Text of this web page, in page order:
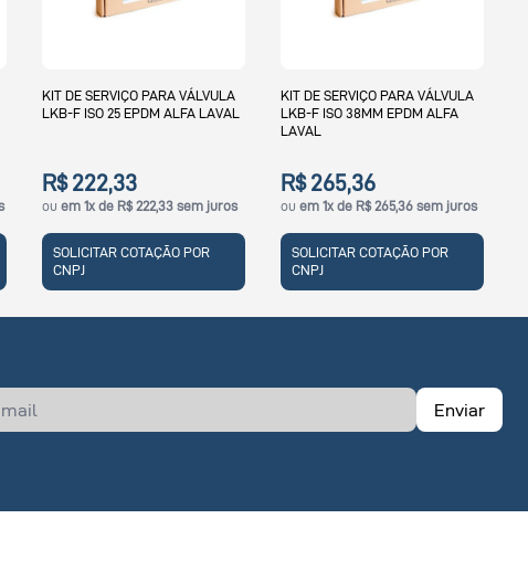
KIT DE SERVIÇO PARA VÁLVULA
LKB-F ISO 38MM EPDM ALFA
R$ 265,36
ou em 1x de R$ 265,36 sem juros
SOLICITAR COTAÇÃO POR
CNPJ
LAVAL
R$ 306,55
SOLICITAR COTAÇÃO POR
Enviar